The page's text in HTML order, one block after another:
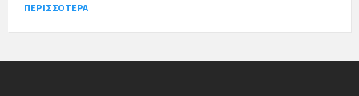
ΠΕΡΙΣΣΌΤΕΡΑ